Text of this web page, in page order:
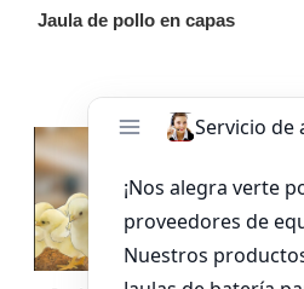
Jaula de pollo en capas